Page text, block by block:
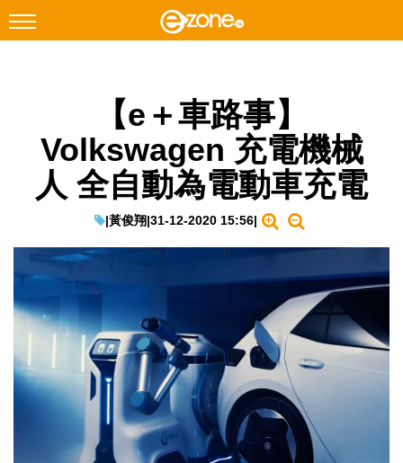
Instagram
科技焦點
網絡生活
教學評測
IT Times
生成式AI與雲端應用
Enterprise Digital Transformation
【e＋車路事】
Volkswagen 充電機械
人 全自動為電動車充電
|黃俊翔|31-12-2020 15:56|